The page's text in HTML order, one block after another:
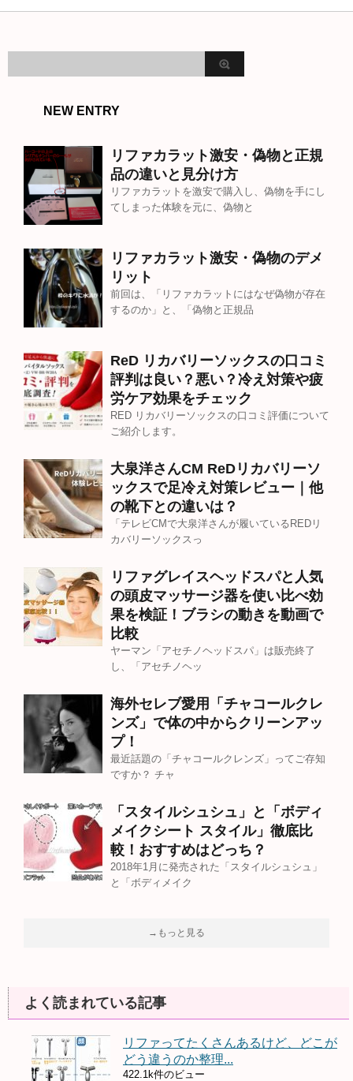
NEW ENTRY
リファカラット激安・偽物と正規
品の違いと見分け方
リファカラットを激安で購入し、偽物を手にし
てしまった体験を元に、偽物と
リファカラット激安・偽物のデメ
リット
前回は、「リファカラットにはなぜ偽物が存在
するのか」と、「偽物と正規品
ReD リカバリーソックスの口コミ
評判は良い？悪い？冷え対策や疲
労ケア効果をチェック
RED リカバリーソックスの口コミ評価について
ご紹介します。
大泉洋さんCM ReDリカバリーソ
ックスで足冷え対策レビュー｜他
の靴下との違いは？
「テレビCMで大泉洋さんが履いているREDリ
カバリーソックスっ
リファグレイスヘッドスパと人気
の頭皮マッサージ器を使い比べ効
果を検証！ブラシの動きを動画で
比較
ヤーマン「アセチノヘッドスパ」は販売終了
し、「アセチノヘッ
海外セレブ愛用「チャコールクレ
ンズ」で体の中からクリーンアッ
プ！
最近話題の「チャコールクレンズ」ってご存知
ですか？ チャ
「スタイルシュシュ」と「ボディ
メイクシート スタイル」徹底比
較！おすすめはどっち？
2018年1月に発売された「スタイルシュシュ」
と「ボディメイク
→もっと見る
よく読まれている記事
リファってたくさんあるけど、どこが
どう違うのか整理...
422.1k件のビュー